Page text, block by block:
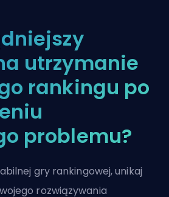
utrzymanie
rankingu po
problemu?
gry rankingowej, unikaj
rozwiązywania